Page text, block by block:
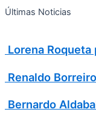
Ir
Últimas Noticias
Lorena
Renaldo
Bernardo
Search